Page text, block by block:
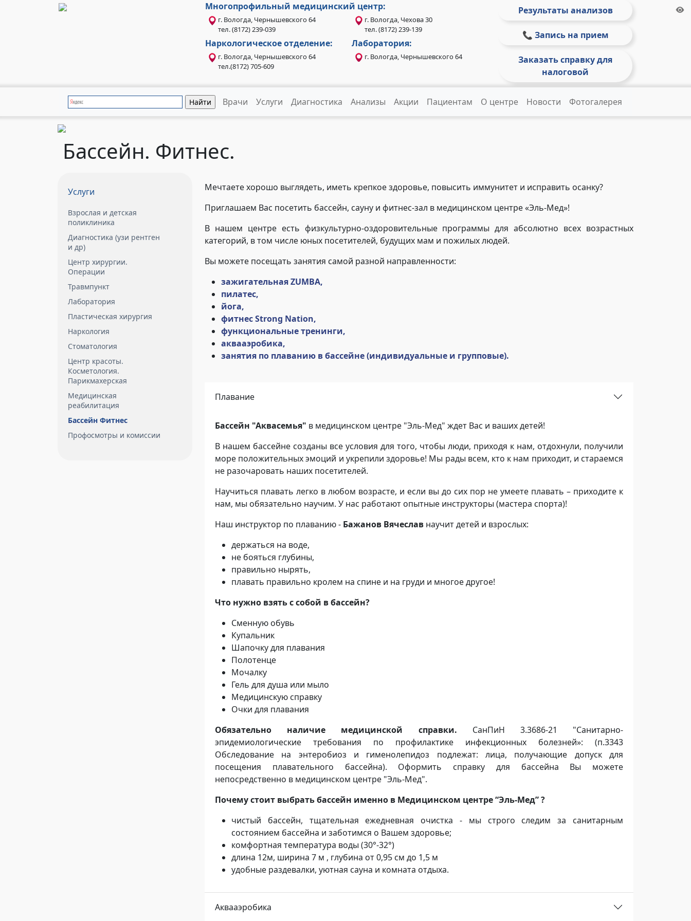
Многопрофильный медицинский центр:
г. Вологда, Чернышевского 64
тел. (8172) 239-039
г. Вологда, Чехова 30
тел. (8172) 239-139
Наркологическое отделение:
г. Вологда, Чернышевского 64
тел.(8172) 705-609
Лаборатория:
г. Вологда, Чернышевского 64
Результаты анализов
📞 Запись на прием
Заказать справку для
налоговой
Врачи Услуги Диагностика Анализы Акции Пациентам О центре Новости Фотогалерея
Бассейн. Фитнес.
Услуги
Взрослая и детская
поликлиника
Диагностика (узи рентген
и др)
Центр хирургии.
Операции
Травмпункт
Лаборатория
Пластическая хирургия
Наркология
Стоматология
Центр красоты.
Косметология.
Парикмахерская
Медицинская
реабилитация
Бассейн Фитнес
Профосмотры и комиссии
Мечтаете хорошо выглядеть, иметь крепкое здоровье, повысить иммунитет и исправить осанку?
Приглашаем Вас посетить бассейн, сауну и фитнес-зал в медицинском центре «Эль-Мед»!
В нашем центре есть физкультурно-оздоровительные программы для абсолютно всех возрастных
категорий, в том числе юных посетителей, будущих мам и пожилых людей.
Вы можете посещать занятия самой разной направленности:
зажигательная ZUMBA,
пилатес,
йога,
фитнес Strong Nation,
функциональные тренинги,
аквааэробика,
занятия по плаванию в бассейне (индивидуальные и групповые).
Плавание
Бассейн "Аквасемья" в медицинском центре "Эль-Мед" ждет Вас и ваших детей!
В нашем бассейне созданы все условия для того, чтобы люди, приходя к нам, отдохнули, получили
море положительных эмоций и укрепили здоровье! Мы рады всем, кто к нам приходит, и стараемся
не разочаровать наших посетителей.
Научиться плавать легко в любом возрасте, и если вы до сих пор не умеете плавать – приходите к
нам, мы обязательно научим. У нас работают опытные инструкторы (мастера спорта)!
Наш инструктор по плаванию - Бажанов Вячеслав научит детей и взрослых:
держаться на воде,
не бояться глубины,
правильно нырять,
плавать правильно кролем на спине и на груди и многое другое!
Что нужно взять с собой в бассейн?
Сменную обувь
Купальник
Шапочку для плавания
Полотенце
Мочалку
Гель для душа или мыло
Медицинскую справку
Очки для плавания
Обязательно наличие медицинской справки. СанПиН 3.3686-21 "Санитарно-
эпидемиологические требования по профилактике инфекционных болезней»: (п.3343
Обследование на энтеробиоз и гименолепидоз подлежат: лица, получающие допуск для
посещения плавательного бассейна). Оформить справку для бассейна Вы можете
непосредственно в медицинском центре "Эль-Мед".
Почему стоит выбрать бассейн именно в Медицинском центре “Эль-Мед” ?
чистый бассейн, тщательная ежедневная очистка - мы строго следим за санитарным
состоянием бассейна и заботимся о Вашем здоровье;
комфортная температура воды (30°-32°)
длина 12м, ширина 7 м , глубина от 0,95 см до 1,5 м
удобные раздевалки, уютная сауна и комната отдыха.
Аквааэробика